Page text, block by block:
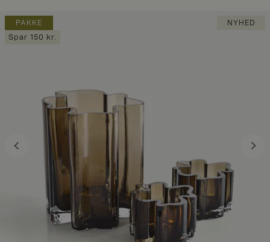
kur
PAKKE
Spar 150 kr.
NYHED